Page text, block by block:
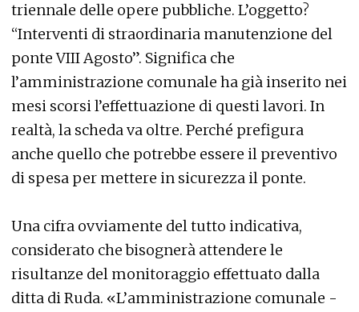
triennale delle opere pubbliche. L’oggetto?
“Interventi di straordinaria manutenzione del
ponte VIII Agosto”. Significa che
l’amministrazione comunale ha già inserito nei
mesi scorsi l’effettuazione di questi lavori. In
realtà, la scheda va oltre. Perché prefigura
anche quello che potrebbe essere il preventivo
di spesa per mettere in sicurezza il ponte.
Una cifra ovviamente del tutto indicativa,
considerato che bisognerà attendere le
risultanze del monitoraggio effettuato dalla
ditta di Ruda. «L’amministrazione comunale -